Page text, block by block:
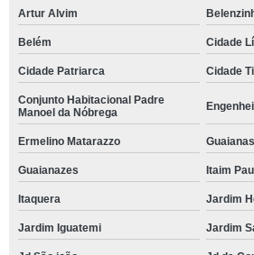
Artur Alvim
Belém Cidade
Cidade Patriarca Cidade
Conjunto Habitacional Padre
Manoel da Nóbrega
Ermelino Matarazzo
Guaianazes Itaim
Itaquera Jardim
Jardim Iguatemi Jardim